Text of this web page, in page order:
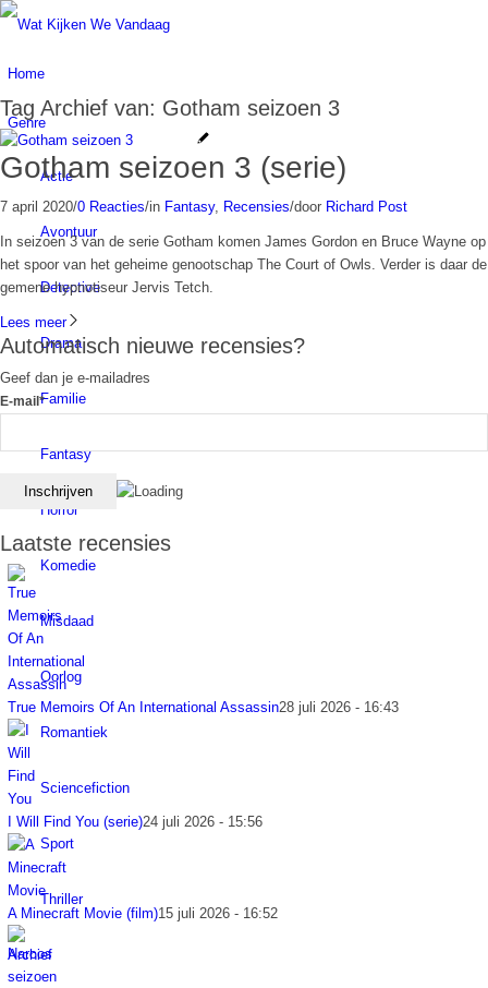
Home
Genre
Actie
Avontuur
Detective
Drama
Familie
Fantasy
Horror
Komedie
Misdaad
Oorlog
Romantiek
Sciencefiction
Sport
Thriller
Archief
Tag Archief van: Gotham seizoen 3
Gotham seizoen 3 (serie)
7 april 2020/0 Reacties/in Fantasy, Recensies/door Richard Post
In seizoen 3 van de serie Gotham komen James Gordon en Bruce Wayne op
het spoor van het geheime genootschap The Court of Owls. Verder is daar de
gemene hypnotiseur Jervis Tetch.
Lees meer
Automatisch nieuwe recensies?
Geef dan je e-mailadres
E-mail*
Laatste recensies
True Memoirs Of An International Assassin28 juli 2026 - 16:43
I Will Find You (serie)24 juli 2026 - 15:56
A Minecraft Movie (film)15 juli 2026 - 16:52